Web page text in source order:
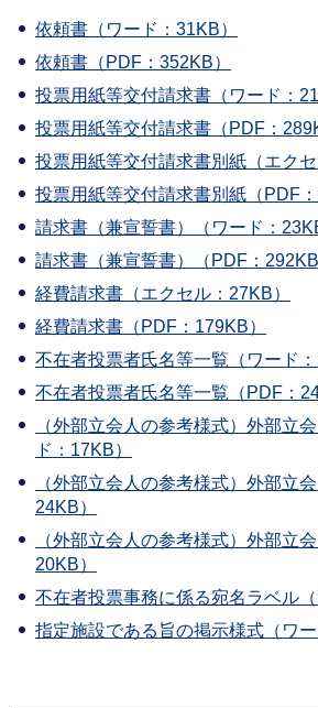
依頼書（ワード：31KB）
依頼書（PDF：352KB）
投票用紙等交付請求書（ワード：
投票用紙等交付請求書（PDF：
投票用紙等交付請求書別紙（エクセ
投票用紙等交付請求書別紙（PDF：
請求書（兼宣誓書）（ワード：
請求書（兼宣誓書）（PDF：292KB
経費請求書（エクセル：27KB）
経費請求書（PDF：179KB）
不在者投票者氏名等一覧（ワード：
不在者投票者氏名等一覧（PDF：
（外部立会人の参考様式）外部立
ド：17KB）
（外部立会人の参考様式）外部立
24KB）
（外部立会人の参考様式）外部立
20KB）
不在者投票事務に係る宛名ラベル（
指定施設である旨の掲示様式（ワー